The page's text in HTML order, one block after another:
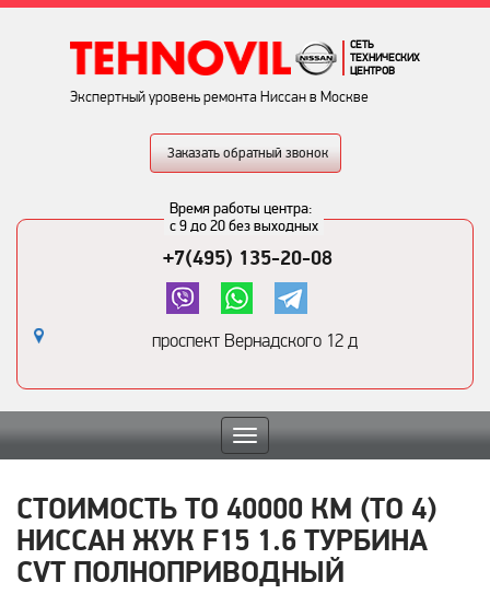
СЕТЬ
ТЕХНИЧЕСКИХ
ЦЕНТРОВ
Экспертный уровень ремонта Ниссан в Москве
Заказать обратный звонок
Время работы центра:
с 9 до 20 без выходных
+7(495) 135-20-08
проспект Вернадского 12 д
Toggle
navigation
СТОИМОСТЬ ТО 40000 КМ (ТО 4)
НИССАН ЖУК F15 1.6 ТУРБИНА
CVT ПОЛНОПРИВОДНЫЙ